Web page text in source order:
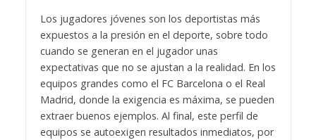
Los jugadores jóvenes son los deportistas más
expuestos a la presión en el deporte, sobre todo
cuando se generan en el jugador unas
expectativas que no se ajustan a la realidad. En los
equipos grandes como el FC Barcelona o el Real
Madrid, donde la exigencia es máxima, se pueden
extraer buenos ejemplos. Al final, este perfil de
equipos se autoexigen resultados inmediatos, por